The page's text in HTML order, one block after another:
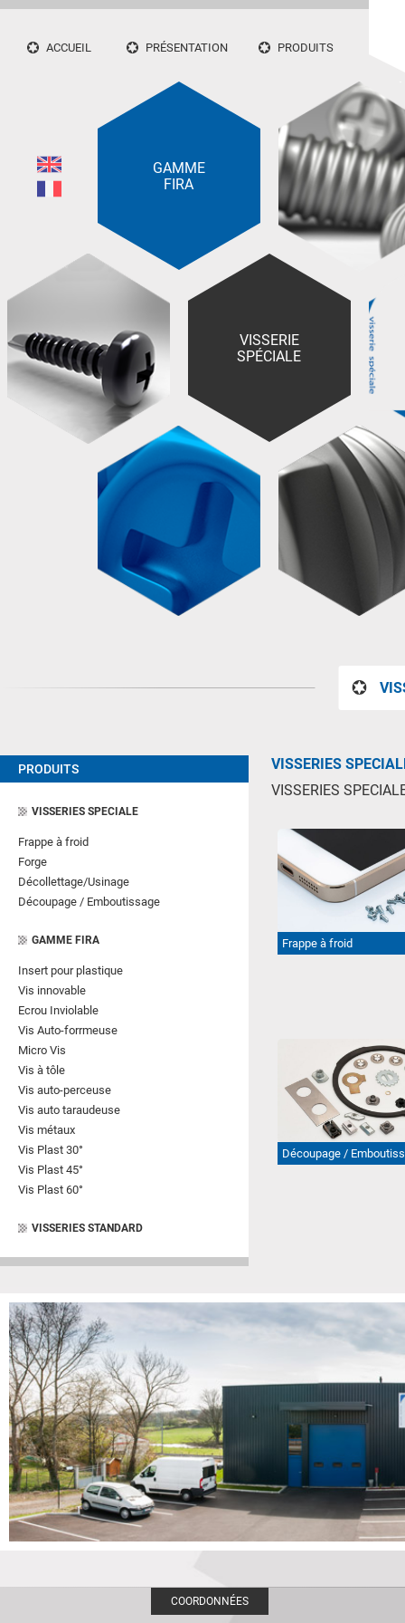
ACCUEIL PRÉSENTATION PRODUITS
GAMME
FIRA
VISSERIE
SPÉCIALE
PRODUITS
VISSERIES SPECIALE
Frappe à froid
Forge
Décollettage/Usinage
Découpage / Emboutissage
GAMME FIRA
Insert pour plastique
Vis innovable
Ecrou Inviolable
Vis Auto-forrmeuse
Micro Vis
Vis à tôle
Vis auto-perceuse
Vis auto taraudeuse
Vis métaux
Vis Plast 30°
Vis Plast 45°
Vis Plast 60°
VISSERIES STANDARD
VISSERIES
VISSERIES
Frappe à froid
Découpage /
COORDONNÉES